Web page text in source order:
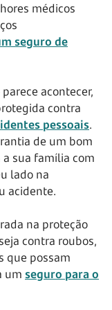
médicos
seguro de
acontecer,
contra
pessoais.
de um bom
sua família com
lado na
acidente.
na proteção
contra roubos,
que possam
um seguro para o